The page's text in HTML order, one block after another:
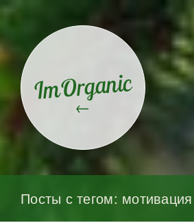
ImOrganic
←
Посты с тегом: мотивация